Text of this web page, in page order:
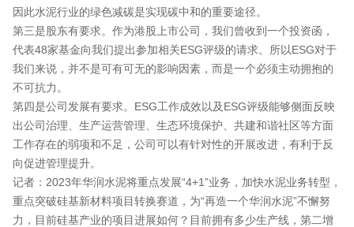
因此水泥行业的绿色减碳是实现碳中和的重要途径。
第三是股东有要求。作为港股上市公司，我们曾收到一个投资函，
代表48家基金向我们提出参加相关ESG评级的请求。所以ESG对于
我们来说，并不是可有可无的影响因素，而是一个必须主动拥抱的
不可抗力。
第四是公司发展有要求。ESG工作成效以及ESG评级能够侧面反映
出公司治理、生产运营管理、生态环境保护、共建和谐社区等方面
工作存在的弱项和不足，公司可以有针对性的开展改进，有利于反
向促进管理提升。
记者：2023年华润水泥将重点发展“4+1”业务，加快水泥业务转型，
重点突破硅基新材料项目转换赛道，为“再造一个华润水泥”不懈努
力，目前硅基产业的项目进展如何？目前拥有多少生产线，第二增